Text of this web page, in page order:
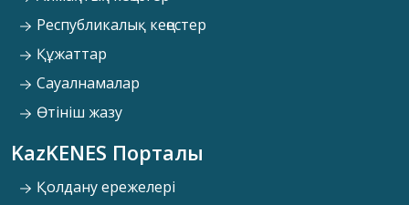
Республикалық кеңестер
Құжаттар
Сауалнамалар
Өтініш жазу
KazKENES Порталы
Қолдану ережелері